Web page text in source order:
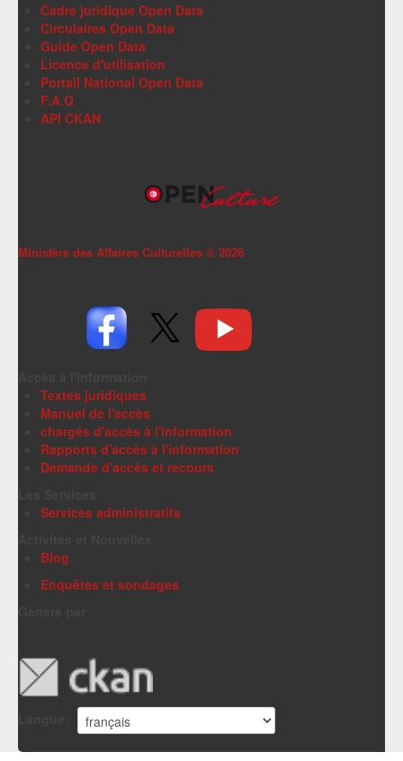
Cadre juridique Open Data
Circulaires Open Data
Guide Open Data
Licence d'utilisation
Portail National Open Data
F.A.Q
API CKAN
Ministère des Affaires Culturelles © 2026
Textes juridiques
Manuel de l'accès
chargés d'accès à l'information
Rapports d'accès à l'information
Demande d'accès et recours
Services administratifs
Blog
Enquêtes et sondages